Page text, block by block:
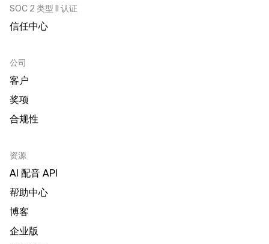
SOC 2 类型 II 认证
信任中心
公司
客户
奖项
合规性
资源
AI 配音 API
帮助中心
博客
企业版